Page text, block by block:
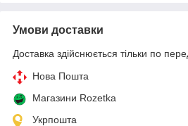
Умови доставки
Доставка здійснюється тільки по
Нова Пошта
Магазини Rozetka
Укрпошта